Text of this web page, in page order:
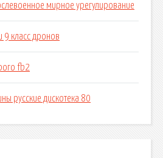
мирное урегулирование
9 класс дронов
fb2
русские дискотека 80